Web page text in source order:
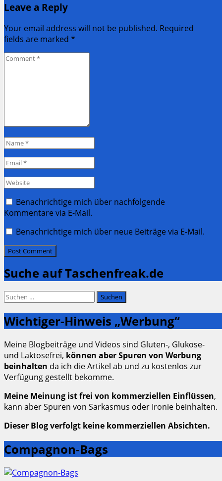
Leave a Reply
Your email address will not be published. Required
fields are marked *
Comment
Name
Email
Website
Benachrichtige mich über nachfolgende
Kommentare via E-Mail.
Benachrichtige mich über neue Beiträge via E-Mail.
Suche auf Taschenfreak.de
Suchen
Wichtiger-Hinweis „Werbung“
Meine Blogbeiträge und Videos sind Gluten-, Glukose-
und Laktosefrei, können aber Spuren von Werbung
beinhalten da ich die Artikel ab und zu kostenlos zur
Verfügung gestellt bekomme.
Meine Meinung ist frei von kommerziellen Einflüssen,
kann aber Spuren von Sarkasmus oder Ironie beinhalten.
Dieser Blog verfolgt keine kommerziellen Absichten.
Compagnon-Bags